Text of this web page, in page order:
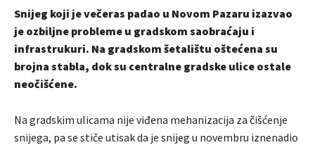
Snijeg koji je večeras padao u Novom Pazaru izazvao
je ozbiljne probleme u gradskom saobraćaju i
infrastrukuri. Na gradskom šetalištu oštećena su
brojna stabla, dok su centralne gradske ulice ostale
neočišćene.
Na gradskim ulicama nije viđena mehanizacija za čišćenje
snijega, pa se stiče utisak da je snijeg u novembru iznenadio